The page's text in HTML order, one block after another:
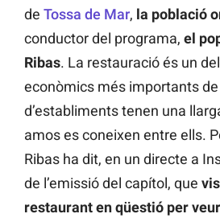
de Tossa de Mar, la població
conductor del programa, el
Ribas. La restauració és un
econòmics més importants
d’establiments tenen una
amos es coneixen entre ells.
Ribas ha dit, en un directe a
de l’emissió del capítol, que
restaurant en qüestió per